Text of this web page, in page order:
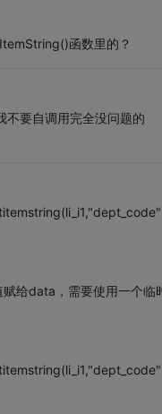
函数里的？
不要自调用完全没问题的
给data，需要使用一个临